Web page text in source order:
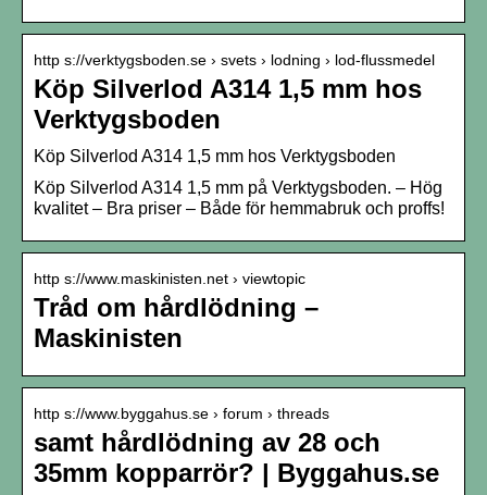
http s://verktygsboden.se › svets › lodning › lod-flussmedel
Köp Silverlod A314 1,5 mm hos
Verktygsboden
Köp Silverlod A314 1,5 mm hos Verktygsboden
Köp Silverlod A314 1,5 mm på Verktygsboden. – Hög
kvalitet – Bra priser – Både för hemmabruk och proffs!
http s://www.maskinisten.net › viewtopic
Tråd om hårdlödning –
Maskinisten
http s://www.byggahus.se › forum › threads
samt hårdlödning av 28 och
35mm kopparrör? | Byggahus.se